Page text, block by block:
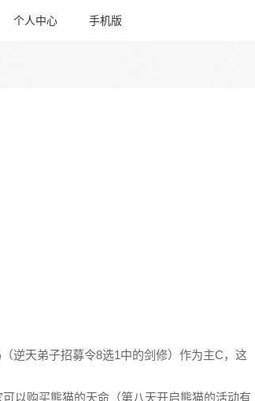
个人中心 手机版
逆天弟子招募令8选1中的剑修）作为主C，这
以购买熊猫的天命（第八天开启熊猫的活动有